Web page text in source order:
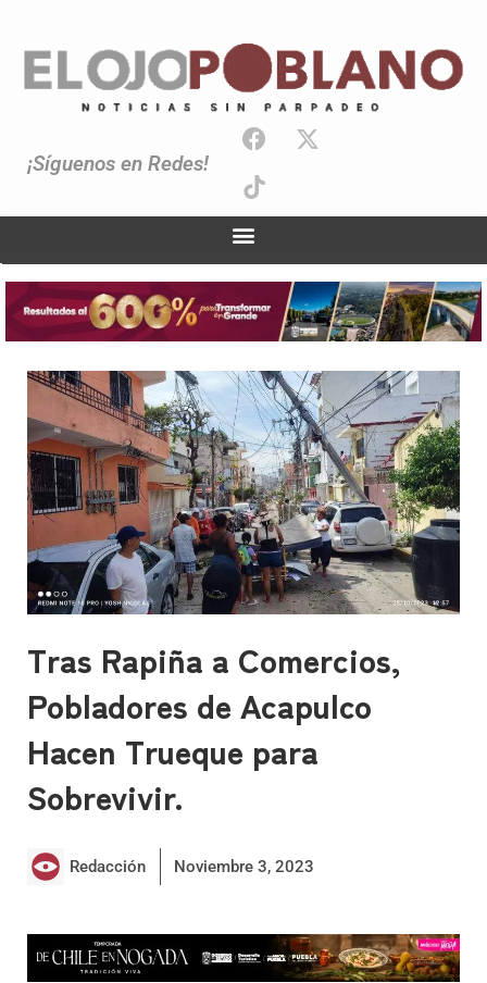
¡Síguenos en Redes!
Tras Rapiña a Comercios,
Pobladores de Acapulco
Hacen Trueque para
Sobrevivir.
Redacción Noviembre 3, 2023